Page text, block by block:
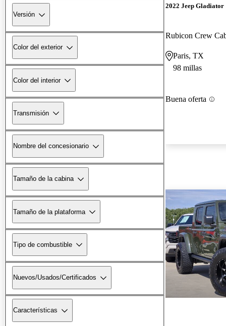
Versión
Color del exterior
Color del interior
Transmisión
Nombre del concesionario
Tamaño de la cabina
Tamaño de la plataforma
Tipo de combustible
Nuevos/Usados/Certificados
Características
2022 Jeep Gladiator
Rubicon Crew
Paris, TX
98 millas
Buena oferta